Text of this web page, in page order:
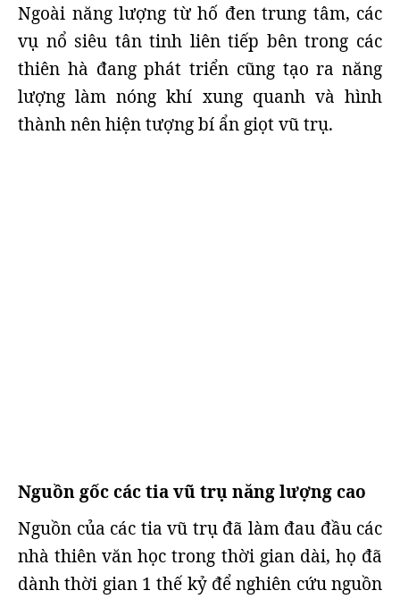
Ngoài năng lượng từ hố đen trung tâm, các
vụ nổ siêu tân tinh liên tiếp bên trong các
thiên hà đang phát triển cũng tạo ra năng
lượng làm nóng khí xung quanh và hình
thành nên hiện tượng bí ẩn giọt vũ trụ.
Nguồn gốc các tia vũ trụ năng lượng cao
Nguồn của các tia vũ trụ đã làm đau đầu các
nhà thiên văn học trong thời gian dài, họ đã
dành thời gian 1 thế kỷ để nghiên cứu nguồn